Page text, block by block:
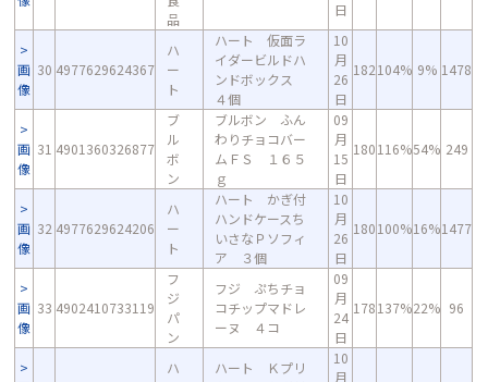
品
日
画
像
30 4977629624367
ハ
ー
ト
ハート 仮面ラ
イダービルドハ
ンドボックス
４個
10
月
26
日
182104% 9% 1478
画
像
31 4901360326877
ブ
ル
ボ
ン
ブルボン ふん
わりチョコバー
ムＦＳ １６５
ｇ
09
月
15
日
180116%54% 249
画
像
32 4977629624206
ハ
ー
ト
ハート かぎ付
ハンドケースち
いさなＰソフィ
ア ３個
10
月
26
日
180100%16%1477
画
像
33 4902410733119
フ
ジ
パ
ン
フジ ぷちチョ
コチップマドレ
ーヌ ４コ
09
月
24
日
178137%22% 96
ハ
ハート Ｋプリ
10
月